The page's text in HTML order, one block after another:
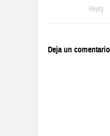
Reply
Deja un comentario